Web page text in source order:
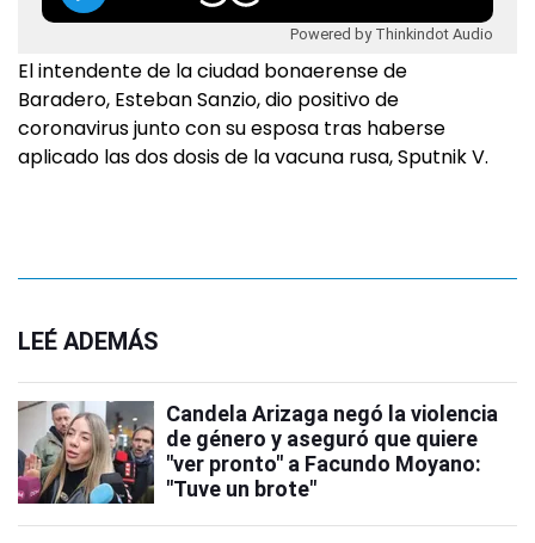
Powered by Thinkindot Audio
El intendente de la ciudad bonaerense de
Baradero, Esteban Sanzio, dio positivo de
coronavirus junto con su esposa tras haberse
aplicado las dos dosis de la vacuna rusa, Sputnik V.
LEÉ ADEMÁS
Candela Arizaga negó la violencia
de género y aseguró que quiere
"ver pronto" a Facundo Moyano:
"Tuve un brote"